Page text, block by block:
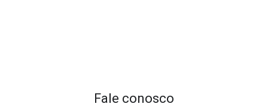
Fale conosco